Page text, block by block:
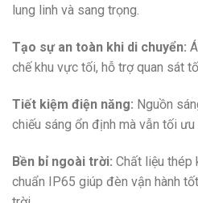
lung linh và sang trọng.
Tạo sự an toàn khi di chuyển:
chế khu vực tối, hỗ trợ quan sát
Tiết kiệm điện năng: Nguồn
chiếu sáng ổn định mà vẫn tối ưu
Bền bỉ ngoài trời: Chất liệu thép
chuẩn IP65 giúp đèn vận hành